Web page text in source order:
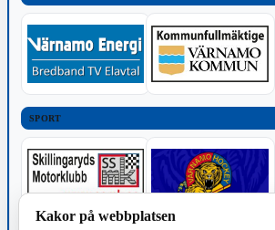
SPORT
Kakor på webbplatsen